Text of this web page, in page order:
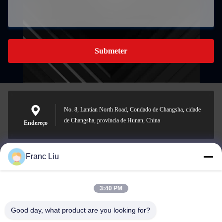
Submeter
Endereço
No. 8, Lantian North Road, Condado de Changsha, cidade
de Changsha, província de Hunan, China
sales09@vdbattery.com
Franc Liu
3:40 PM
Good day, what product are you looking for?